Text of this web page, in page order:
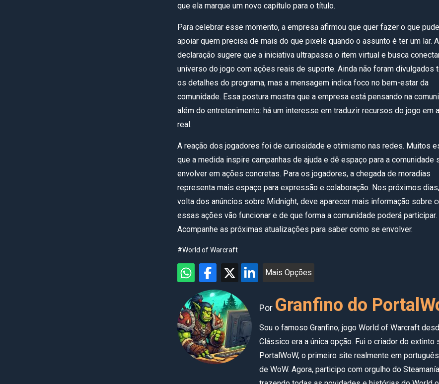
que ela marque um novo capítulo para o título.
Para celebrar esse momento, a empresa afirmou que quer fazer o que
apoiar quem precisa de mais do que pixels quando o assunto é ter um lar. A
declaração sugere que a iniciativa ultrapassa o item virtual e busca
universo do jogo com ações reais de suporte. Ainda não foram divulgados
os detalhes do programa, mas a mensagem indica foco no bem-estar da
comunidade. Essa postura mostra que a empresa está pensando na
além do entretenimento: há um interesse em traduzir recursos do jogo em
real.
A reação dos jogadores foi de curiosidade e otimismo nas redes. Muitos
que a medida inspire campanhas de ajuda e dê espaço para a comunidade
envolver em ações concretas. Para os jogadores, a chegada de moradias
representa mais espaço para expressão e colaboração. Nos próximos
volta dos anúncios sobre Midnight, deve aparecer mais informação sobre
essas ações vão funcionar e de que forma a comunidade poderá participar.
Acompanhe as próximas atualizações para saber como se envolver.
#World of Warcraft
Mais Opções
Por Granfino do
Sou o famoso Granfino, jogo World of Warcraft
Clássico era a única opção. Fui o criador do extinto
PortalWoW, o primeiro site realmente em
de WoW. Agora, participo com orgulho do